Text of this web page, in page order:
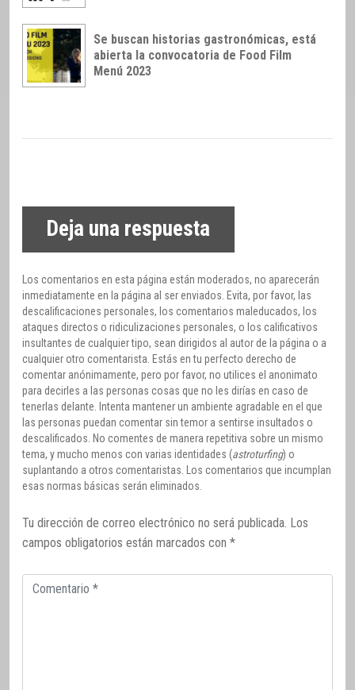
Se buscan historias gastronómicas, está
abierta la convocatoria de Food Film
Menú 2023
Deja una respuesta
Los comentarios en esta página están moderados, no aparecerán
inmediatamente en la página al ser enviados. Evita, por favor, las
descalificaciones personales, los comentarios maleducados, los
ataques directos o ridiculizaciones personales, o los calificativos
insultantes de cualquier tipo, sean dirigidos al autor de la página o a
cualquier otro comentarista. Estás en tu perfecto derecho de
comentar anónimamente, pero por favor, no utilices el anonimato
para decirles a las personas cosas que no les dirías en caso de
tenerlas delante. Intenta mantener un ambiente agradable en el que
las personas puedan comentar sin temor a sentirse insultados o
descalificados. No comentes de manera repetitiva sobre un mismo
tema, y mucho menos con varias identidades (astroturfing) o
suplantando a otros comentaristas. Los comentarios que incumplan
esas normas básicas serán eliminados.
Tu dirección de correo electrónico no será publicada. Los
campos obligatorios están marcados con *
Comentario